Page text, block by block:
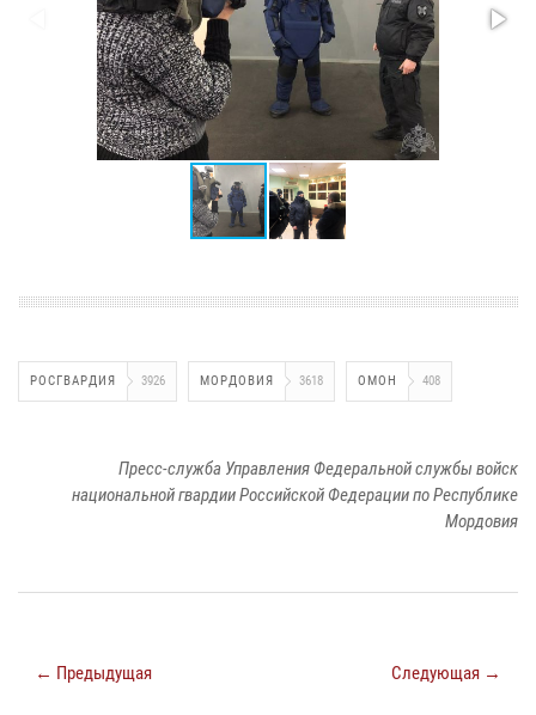
РОСГВАРДИЯ 3926 МОРДОВИЯ 3618 ОМОН 408
Пресс-служба Управления Федеральной службы войск
национальной гвардии Российской Федерации по Республике
Мордовия
← Предыдущая Следующая →